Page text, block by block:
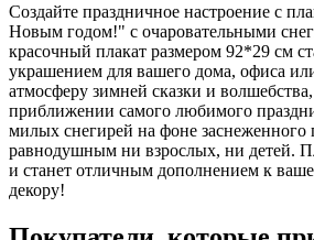
Создайте праздничное настроение с
Новым годом!" с очаровательными
красочный плакат размером 92*29 см
украшением для вашего дома, офиса
атмосферу зимней сказки и
приближении самого любимого
милых снегирей на фоне заснеженного
равнодушным ни взрослых, ни детей.
и станет отличным дополнением к
декору!